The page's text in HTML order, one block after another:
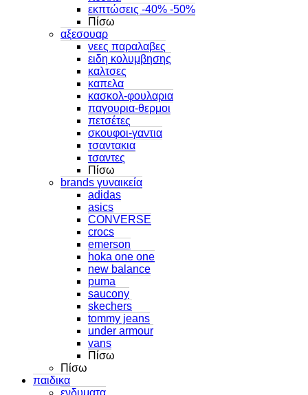
εκπτώσεις -40% -50%
Πίσω
αξεσουαρ
νεες παραλαβες
ειδη κολυμβησης
καλτσες
καπελα
κασκολ-φουλαρια
παγουρια-θερμοι
πετσέτες
σκουφοι-γαντια
τσαντακια
τσαντες
Πίσω
brands γυναικεία
adidas
asics
CONVERSE
crocs
emerson
hoka one one
new balance
puma
saucony
skechers
tommy jeans
under armour
vans
Πίσω
Πίσω
παιδικα